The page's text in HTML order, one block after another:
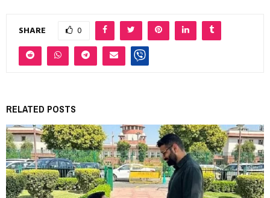
SHARE 0
RELATED POSTS